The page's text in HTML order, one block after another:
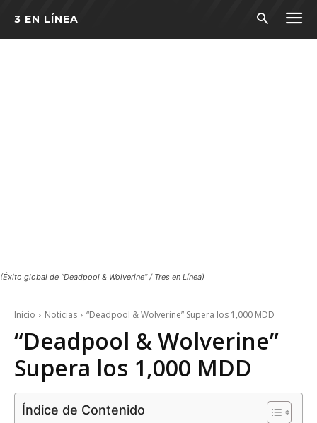
3 EN LÍNEA
(Éxito global de “Deadpool & Wolverine” / Tres en Línea)
Inicio Noticias “Deadpool & Wolverine” Supera los 1,000 MDD
“Deadpool & Wolverine”
Supera los 1,000 MDD
Índice de Contenido